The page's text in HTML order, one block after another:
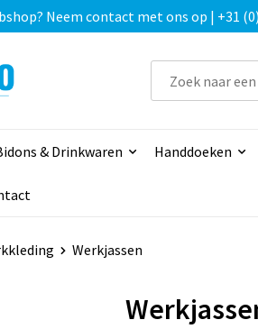
Neem contact met ons op | +31
& Drinkwaren Handdoeken
Werkjassen